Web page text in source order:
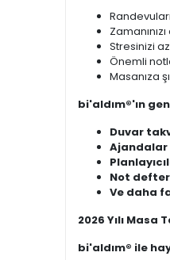
Stresinizi
Önemli
Masanıza
bi'aldım®'ın
Duvar
Ajandalar
Not
Ve daha
2026 Yılı Masa
bi'aldım® ile